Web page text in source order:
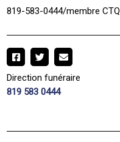
819-583-0444/membre CTQ
Direction funéraire
819 583 0444